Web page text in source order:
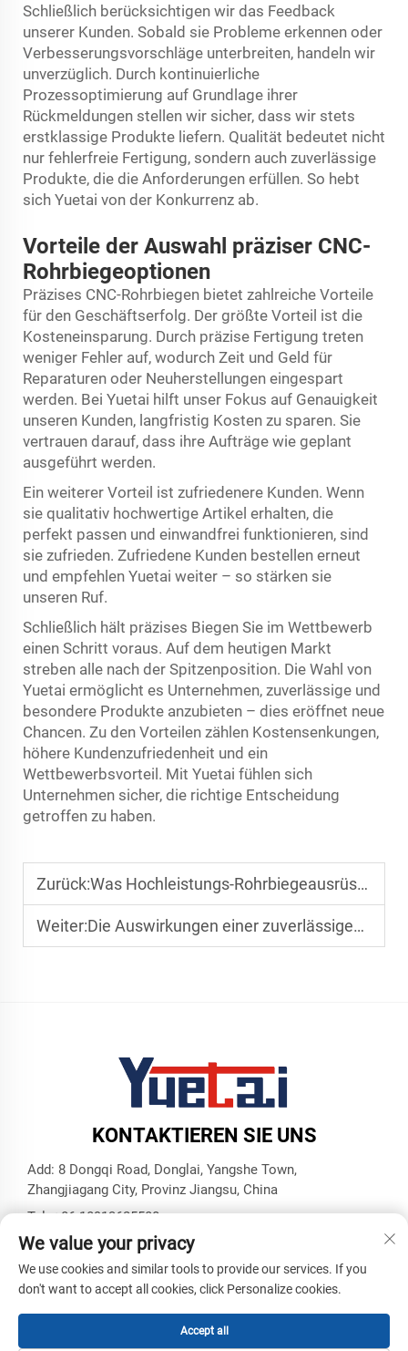
Schließlich berücksichtigen wir das Feedback
unserer Kunden. Sobald sie Probleme erkennen oder
Verbesserungsvorschläge unterbreiten, handeln wir
unverzüglich. Durch kontinuierliche
Prozessoptimierung auf Grundlage ihrer
Rückmeldungen stellen wir sicher, dass wir stets
erstklassige Produkte liefern. Qualität bedeutet nicht
nur fehlerfreie Fertigung, sondern auch zuverlässige
Produkte, die die Anforderungen erfüllen. So hebt
sich Yuetai von der Konkurrenz ab.
Vorteile der Auswahl präziser CNC-
Rohrbiegeoptionen
Präzises CNC-Rohrbiegen bietet zahlreiche Vorteile
für den Geschäftserfolg. Der größte Vorteil ist die
Kosteneinsparung. Durch präzise Fertigung treten
weniger Fehler auf, wodurch Zeit und Geld für
Reparaturen oder Neuherstellungen eingespart
werden. Bei Yuetai hilft unser Fokus auf Genauigkeit
unseren Kunden, langfristig Kosten zu sparen. Sie
vertrauen darauf, dass ihre Aufträge wie geplant
ausgeführt werden.
Ein weiterer Vorteil ist zufriedenere Kunden. Wenn
sie qualitativ hochwertige Artikel erhalten, die
perfekt passen und einwandfrei funktionieren, sind
sie zufrieden. Zufriedene Kunden bestellen erneut
und empfehlen Yuetai weiter – so stärken sie
unseren Ruf.
Schließlich hält präzises Biegen Sie im Wettbewerb
einen Schritt voraus. Auf dem heutigen Markt
streben alle nach der Spitzenposition. Die Wahl von
Yuetai ermöglicht es Unternehmen, zuverlässige und
besondere Produkte anzubieten – dies eröffnet neue
Chancen. Zu den Vorteilen zählen Kostensenkungen,
höhere Kundenzufriedenheit und ein
Wettbewerbsvorteil. Mit Yuetai fühlen sich
Unternehmen sicher, die richtige Entscheidung
getroffen zu haben.
Zurück:Was Hochleistungs-Rohrbiegeausrüstung für Infrastrukturprojekte bedeutet
Weiter:Die Auswirkungen einer zuverlässigen automatischen Rohrbiege-Technologie auf die Massenfertigung von Möbeln
KONTAKTIEREN SIE UNS
Add: 8 Dongqi Road, Donglai, Yangshe Town,
Zhangjiagang City, Provinz Jiangsu, China
Tel.:+86 18913625580
E-Mail: [email protected]
Alle Rechte vorbehalten -Datenschutzrichtlinie
We value your privacy
We use cookies and similar tools to provide our services. If you
don't want to accept all cookies, click Personalize cookies.
Accept all